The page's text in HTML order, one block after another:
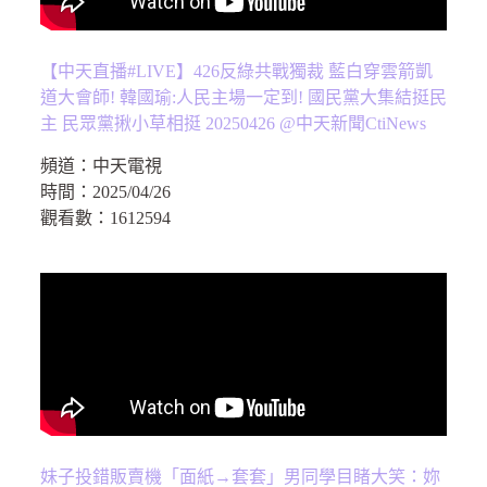
【中天直播#LIVE】426反綠共戰獨裁 藍白穿雲箭凱
道大會師! 韓國瑜:人民主場一定到! 國民黨大集結挺民
主 民眾黨揪小草相挺 20250426 @中天新聞CtiNews
頻道： 中天電視
時間： 2025/04/26
觀看數： 1612594
妹子投錯販賣機「面紙→套套」男同學目睹大笑：妳